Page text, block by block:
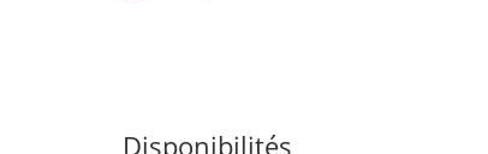
Disponibilités